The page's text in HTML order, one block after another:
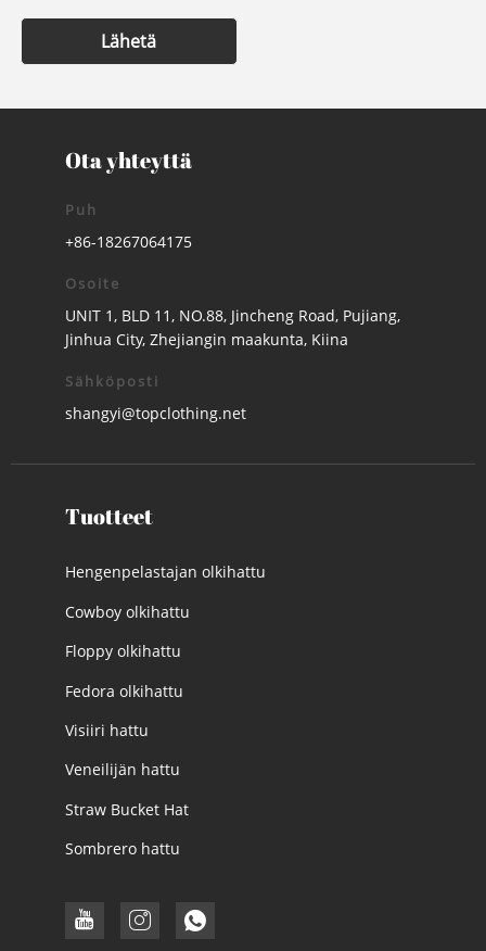
Lähetä
Ota yhteyttä
Puh
+86-18267064175
Osoite
UNIT 1, BLD 11, NO.88, Jincheng Road, Pujiang,
Jinhua City, Zhejiangin maakunta, Kiina
Sähköposti
shangyi@topclothing.net
Tuotteet
Hengenpelastajan olkihattu
Cowboy olkihattu
Floppy olkihattu
Fedora olkihattu
Visiiri hattu
Veneilijän hattu
Straw Bucket Hat
Sombrero hattu